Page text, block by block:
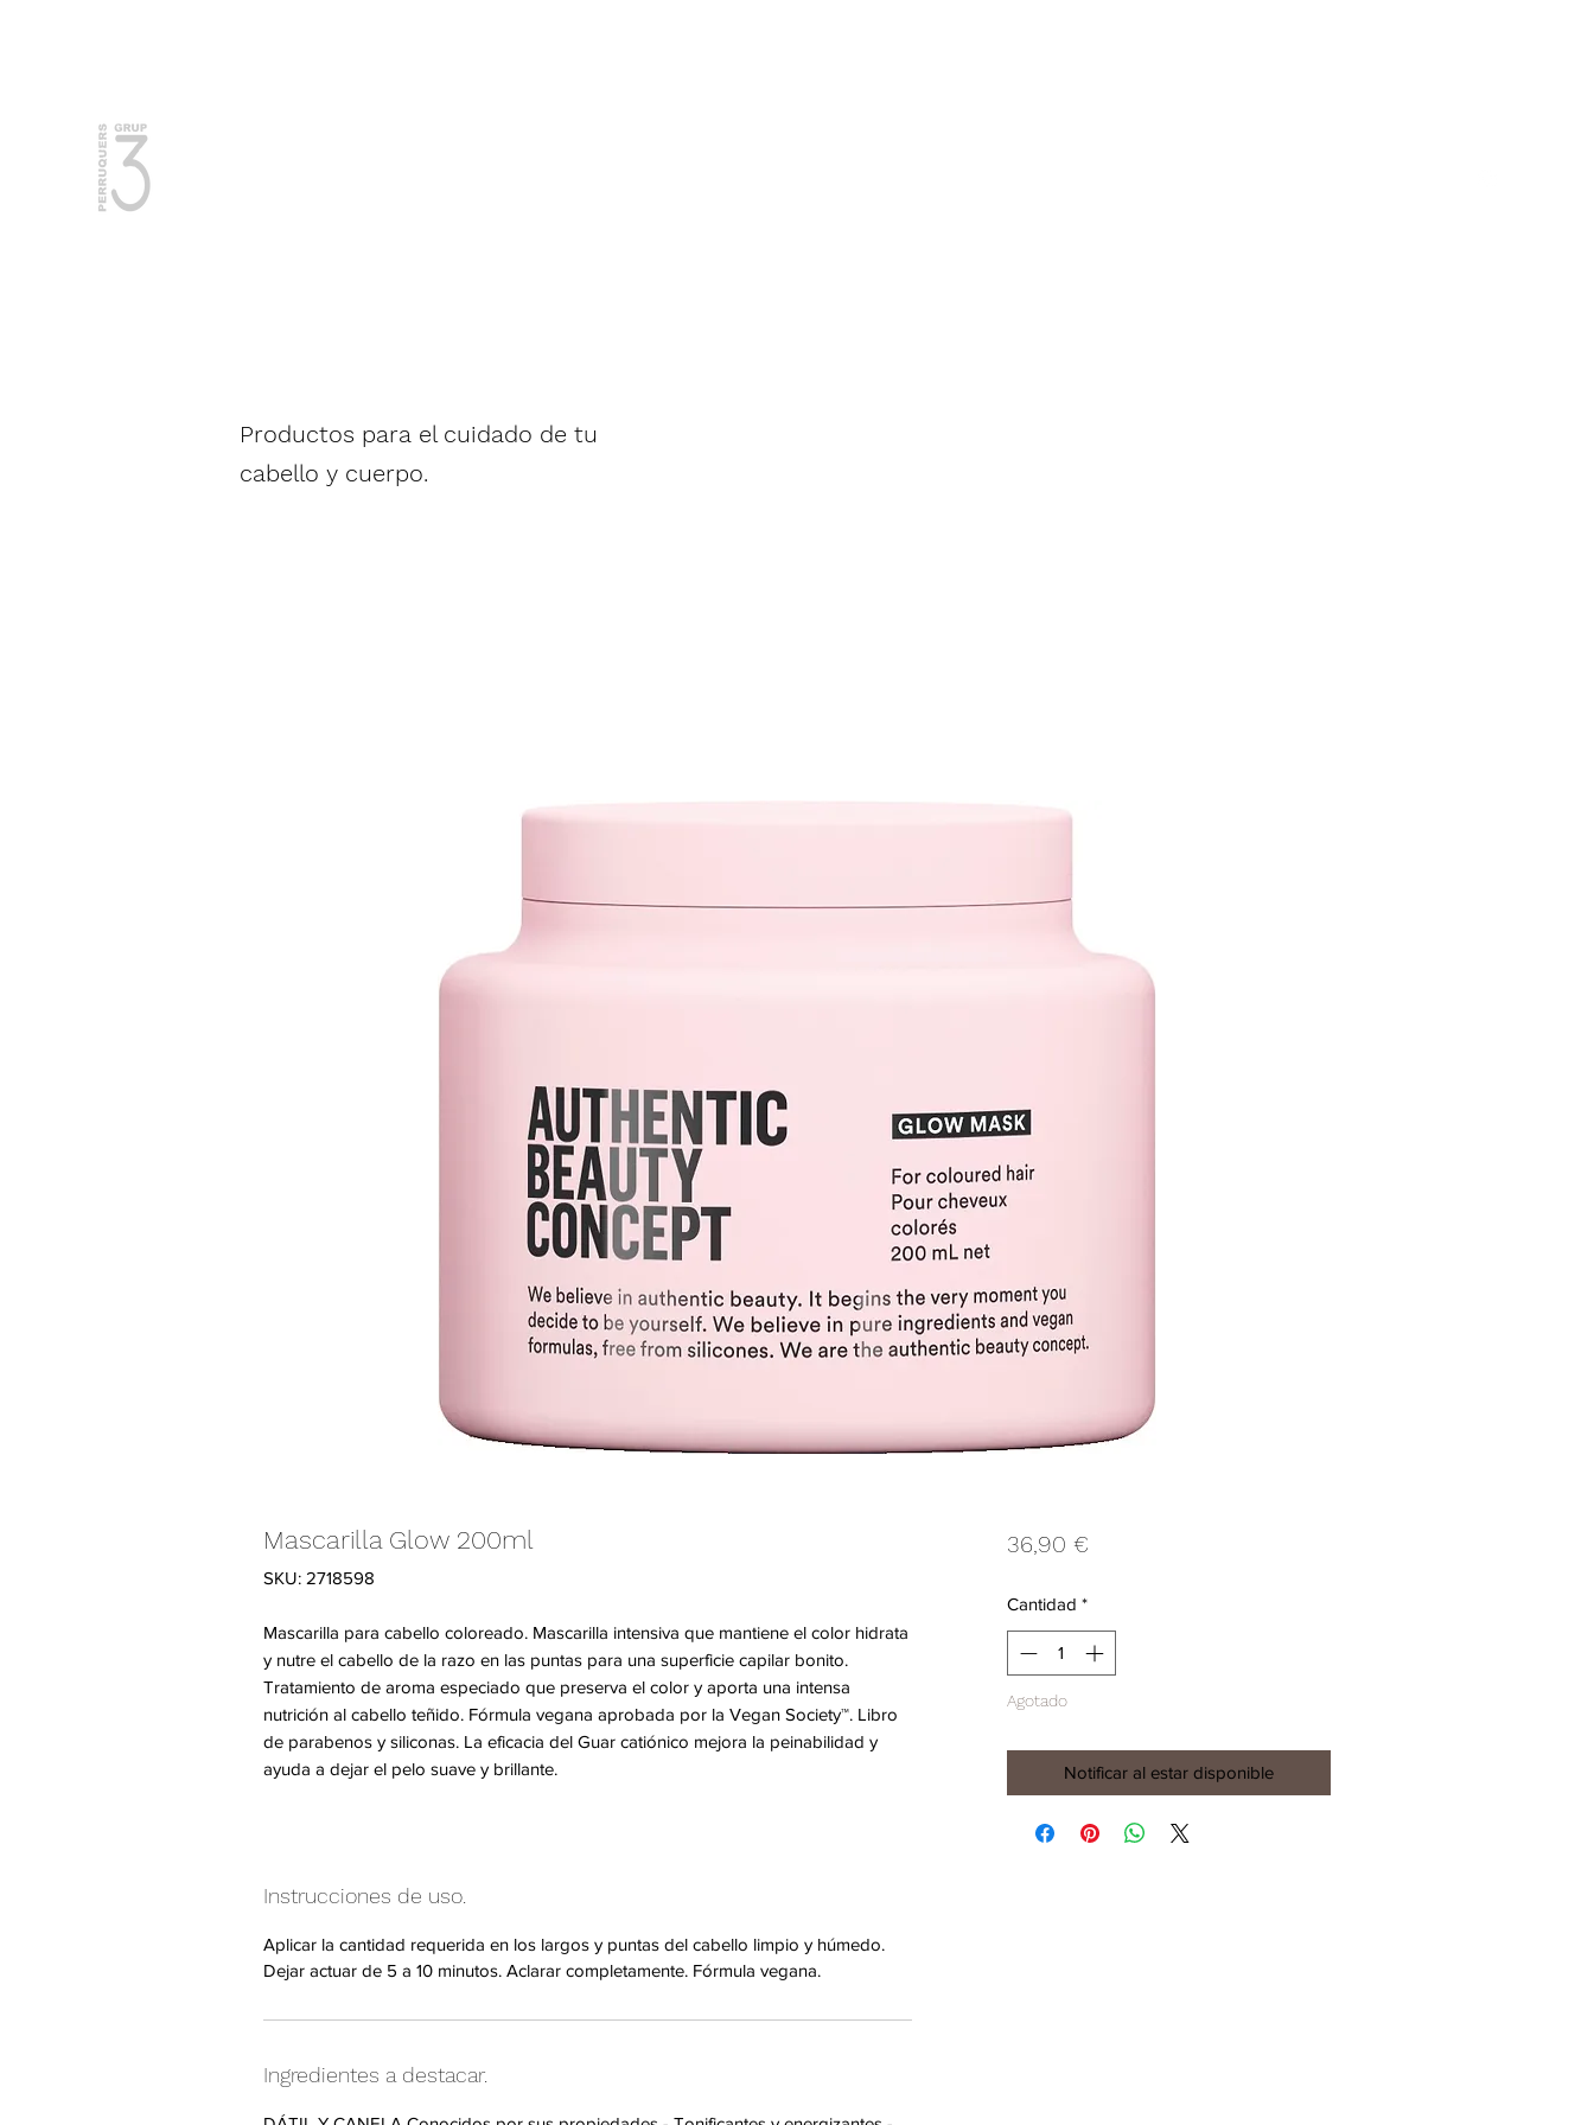
Productos para el cuidado de tu
cabello y cuerpo.
Mascarilla Glow 200ml
SKU: 2718598
Mascarilla para cabello coloreado. Mascarilla intensiva que mantiene el color hidrata
y nutre el cabello de la razo en las puntas para una superficie capilar bonito.
Tratamiento de aroma especiado que preserva el color y aporta una intensa
nutrición al cabello teñido. Fórmula vegana aprobada por la Vegan Society™. Libro
de parabenos y siliconas. La eficacia del Guar catiónico mejora la peinabilidad y
ayuda a dejar el pelo suave y brillante.
Instrucciones de uso.
Aplicar la cantidad requerida en los largos y puntas del cabello limpio y húmedo.
Dejar actuar de 5 a 10 minutos. Aclarar completamente. Fórmula vegana.
Ingredientes a destacar.
36,90 €Precio
Cantidad *
Agotado
Notificar al estar disponible